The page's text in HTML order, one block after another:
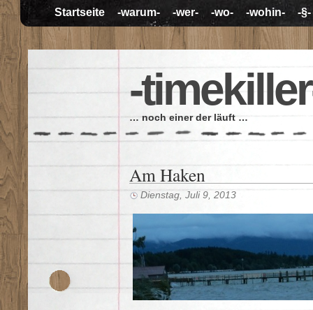
Startseite -warum- -wer- -wo- -wohin- -§-
-
… noch einer der läuft …
Am Haken
Dienstag, Juli 9, 2013